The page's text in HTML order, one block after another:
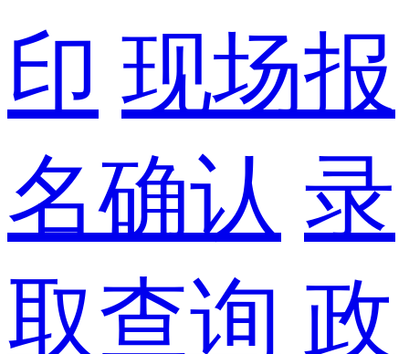
印 现场报
名确认 录
取查询 政